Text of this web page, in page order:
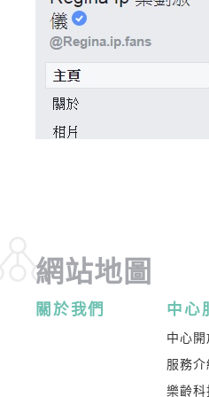
網站地圖
關於我們 中心
中心
服務介
樂齡科